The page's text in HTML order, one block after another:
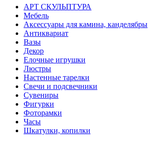
АРТ СКУЛЬПТУРА
Мебель
Аксессуары для камина, канделябры
Антиквариат
Вазы
Декор
Елочные игрушки
Люстры
Настенные тарелки
Свечи и подсвечники
Сувениры
Фигурки
Фоторамки
Часы
Шкатулки, копилки